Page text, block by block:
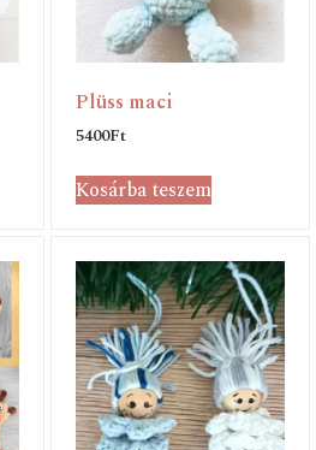
Plüss maci
5400Ft
Kosárba teszem